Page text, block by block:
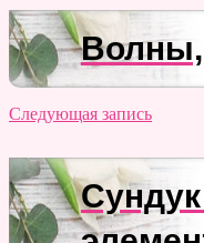
Волны,
Следующая запись